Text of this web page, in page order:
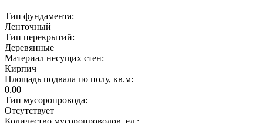
Тип фундамента:
Ленточный
Тип перекрытий:
Деревянные
Материал несущих стен:
Кирпич
Площадь подвала по полу, кв.м:
0.00
Тип мусоропровода:
Отсутствует